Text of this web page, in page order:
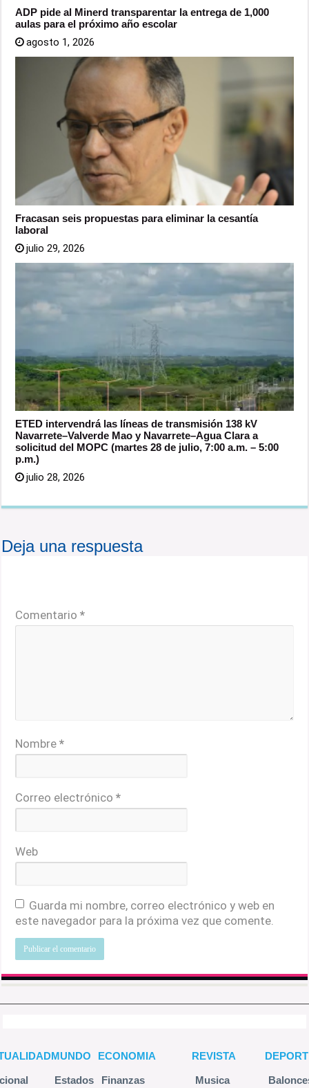
ADP pide al Minerd transparentar la entrega de 1,000
aulas para el próximo año escolar
agosto 1, 2026
Fracasan seis propuestas para eliminar la cesantía
laboral
julio 29, 2026
ETED intervendrá las líneas de transmisión 138 kV
Navarrete–Valverde Mao y Navarrete–Agua Clara a
solicitud del MOPC (martes 28 de julio, 7:00 a.m. – 5:00
p.m.)
julio 28, 2026
Deja una respuesta
Comentario*
Nombre*
Correo electrónico*
Web
Guarda mi nombre, correo electrónico y web en
este navegador para la próxima vez que comente.
MUNDO
Estados
ECONOMIA
Finanzas
REVISTA
Musica